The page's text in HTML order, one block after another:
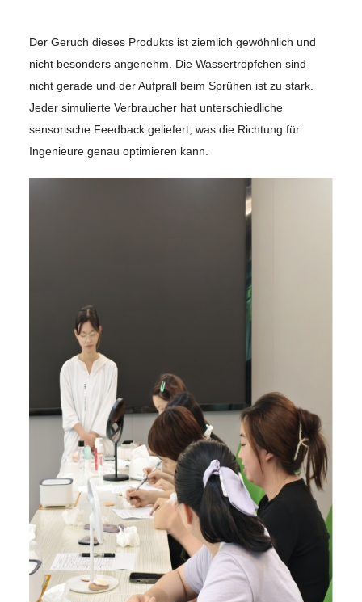
Der Geruch dieses Produkts ist ziemlich gewöhnlich und
nicht besonders angenehm. Die Wassertröpfchen sind
nicht gerade und der Aufprall beim Sprühen ist zu stark.
Jeder simulierte Verbraucher hat unterschiedliche
sensorische Feedback geliefert, was die Richtung für
Ingenieure genau optimieren kann.